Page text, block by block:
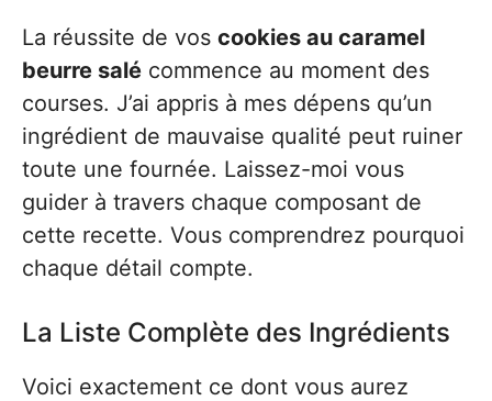
La réussite de vos cookies au caramel
beurre salé commence au moment des
courses. J’ai appris à mes dépens qu’un
ingrédient de mauvaise qualité peut ruiner
toute une fournée. Laissez-moi vous
guider à travers chaque composant de
cette recette. Vous comprendrez pourquoi
chaque détail compte.
La Liste Complète des Ingrédients
Voici exactement ce dont vous aurez